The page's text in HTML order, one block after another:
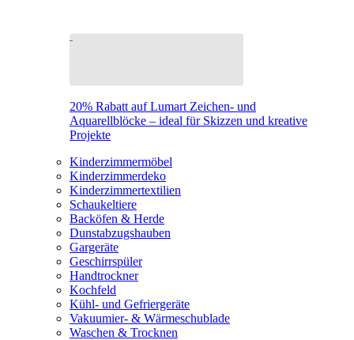
20% Rabatt auf Lumart Zeichen- und
Aquarellblöcke – ideal für Skizzen und kreative
Projekte
Kinderzimmermöbel
Kinderzimmerdeko
Kinderzimmertextilien
Schaukeltiere
Backöfen & Herde
Dunstabzugshauben
Gargeräte
Geschirrspüler
Handtrockner
Kochfeld
Kühl- und Gefriergeräte
Vakuumier- & Wärmeschublade
Waschen & Trocknen